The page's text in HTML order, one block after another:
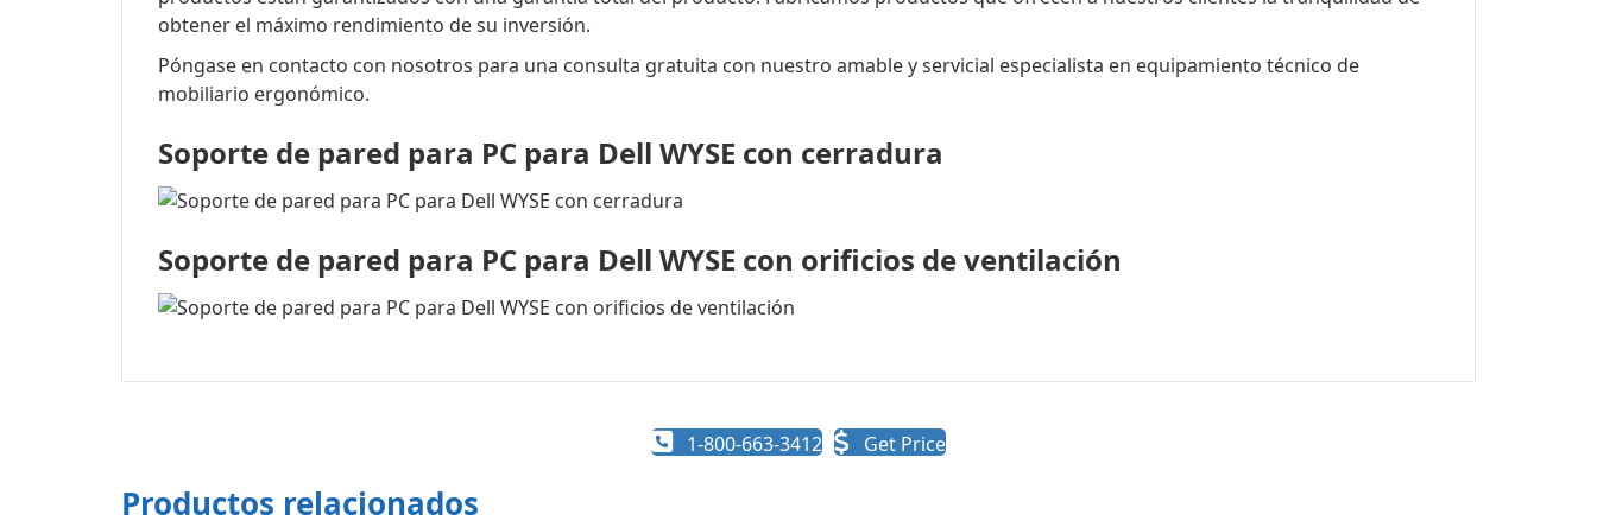
obtener el máximo rendimiento de su inversión.
Póngase en contacto con nosotros para una consulta gratuita con nuestro amable y servicial especialista en equipamiento técnico de
mobiliario ergonómico.
Soporte de pared para PC para Dell WYSE con cerradura
Soporte de pared para PC para Dell WYSE con orificios de ventilación
1-800-663-3412 Get Price
Productos relacionados